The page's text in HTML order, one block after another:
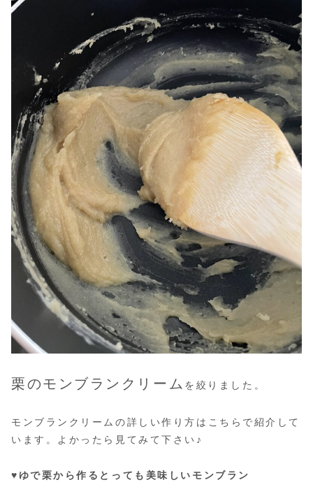
栗のモンブランクリーム を絞りました。
モンブランクリームの詳しい作り方はこちらで紹介して
います。よかったら見てみて下さい♪
♥ゆで栗から作るとっても美味しいモンブラン